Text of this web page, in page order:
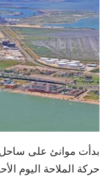
رياضة
فيديو
حياة
بدأت موانئ على ساحل
حركة الملاحة اليوم